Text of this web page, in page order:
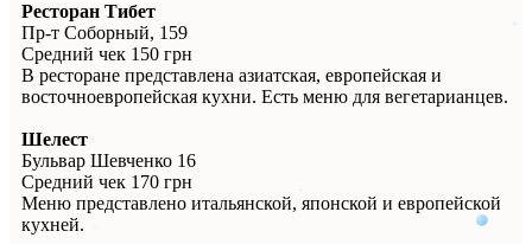
Ресторан Тибет
Пр-т Соборный, 159
Средний чек 150 грн
В ресторане представлена азиатская, европейская и
восточноевропейская кухни. Есть меню для вегетарианцев.
Шелест
Бульвар Шевченко 16
Средний чек 170 грн
Меню представлено итальянской, японской и европейской
кухней.